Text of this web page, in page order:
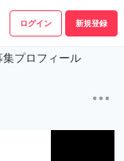
ログイン 新規登録
集プロフィール